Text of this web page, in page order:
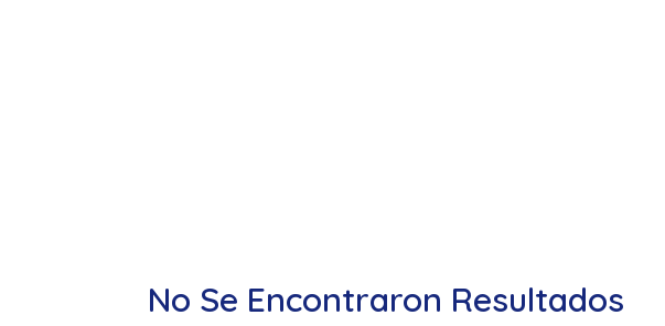
No Se Encontraron Resultados